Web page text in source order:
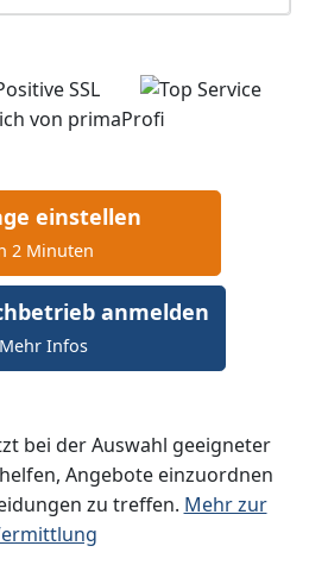
einstellen
2 Minuten
anmelden
Mehr Infos
bei der Auswahl geeigneter
Angebote einzuordnen
zu treffen. Mehr zur